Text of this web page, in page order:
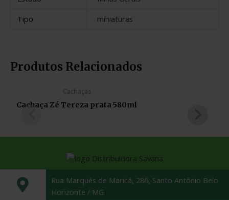
Tipo
miniaturas
Produtos Relacionados
Cachaças
Cachaça Zé Tereza prata 580ml
Rua Marquês de Maricá, 286, Santo Antônio Belo
Horizonte / MG